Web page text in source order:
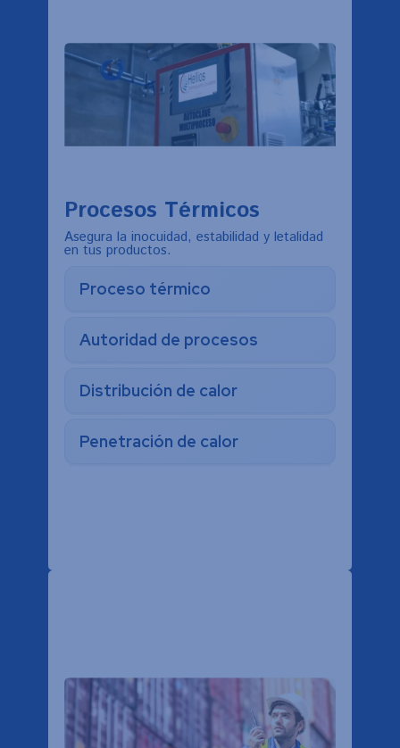
Procesos Térmicos
Asegura la inocuidad, estabilidad y letalidad
en tus productos.
Proceso térmico
Autoridad de procesos
Distribución de calor
Penetración de calor